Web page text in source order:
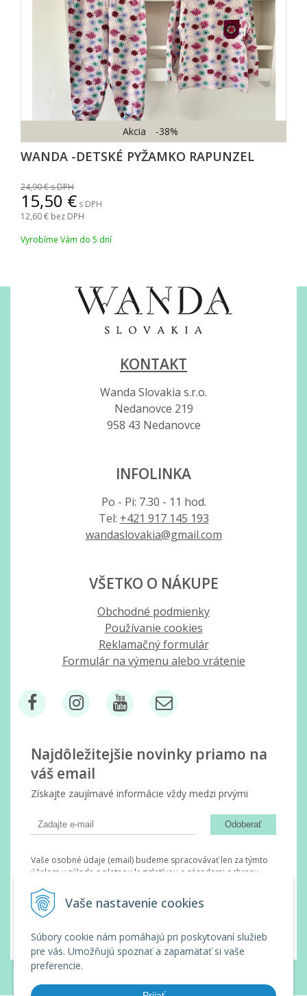
Vaše nastavenie cookies
Súbory cookie nám pomáhajú pri poskytovaní služieb
pre vás. Umožňujú spoznať a zapamätať si vaše
preferencie.
WANDA -DETSKÉ PYŽAMKO RAPUNZEL
Akcia -38%
24,90s DPH
15,50
s DPH
12,60 bez DPH
Vyrobíme Vám do 5 dní
KONTAKT
Wanda Slovakia s.r.o.
Nedanovce 219
958 43 Nedanovce
INFOLINKA
Po - Pi: 7.30 - 11 hod.
Tel: +421 917 145 193
wandaslovakia@gmail.com
VŠETKO O NÁKUPE
Obchodné podmienky
Používanie cookies
Reklamačný formulár
Formulár na výmenu alebo vrátenie
Najdôležitejšie novinky priamo na
váš email
Získajte zaujímavé informácie vždy medzi prvými
Odoberať
Vaše osobné údaje (email) budeme spracovávať len za týmto
účelom v súlade s platnou legislatívou a zásadami ochrany
vám pošleme na váš email. Súhlas môžete kedykoľvek odvolať
písomne, emailom alebo kliknutím na odkaz z ktoréhokoľvek
informačného emailu.
© 2026 Wanda Slovakia •
spoločnostiWEBYGROUP